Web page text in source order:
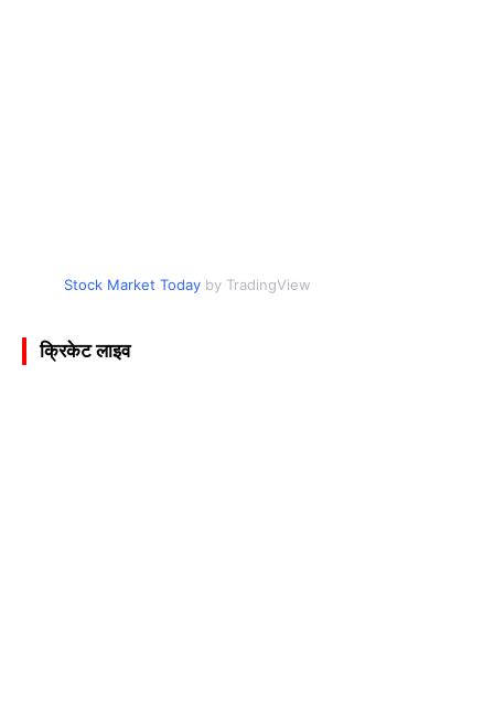
Stock Market Today by TradingView
क्रिकेट लाइव